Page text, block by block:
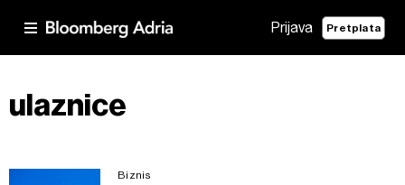
Prijava Pretplata
ulaznice
Biznis